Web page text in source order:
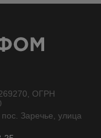
ОГРН
Заречье, улица